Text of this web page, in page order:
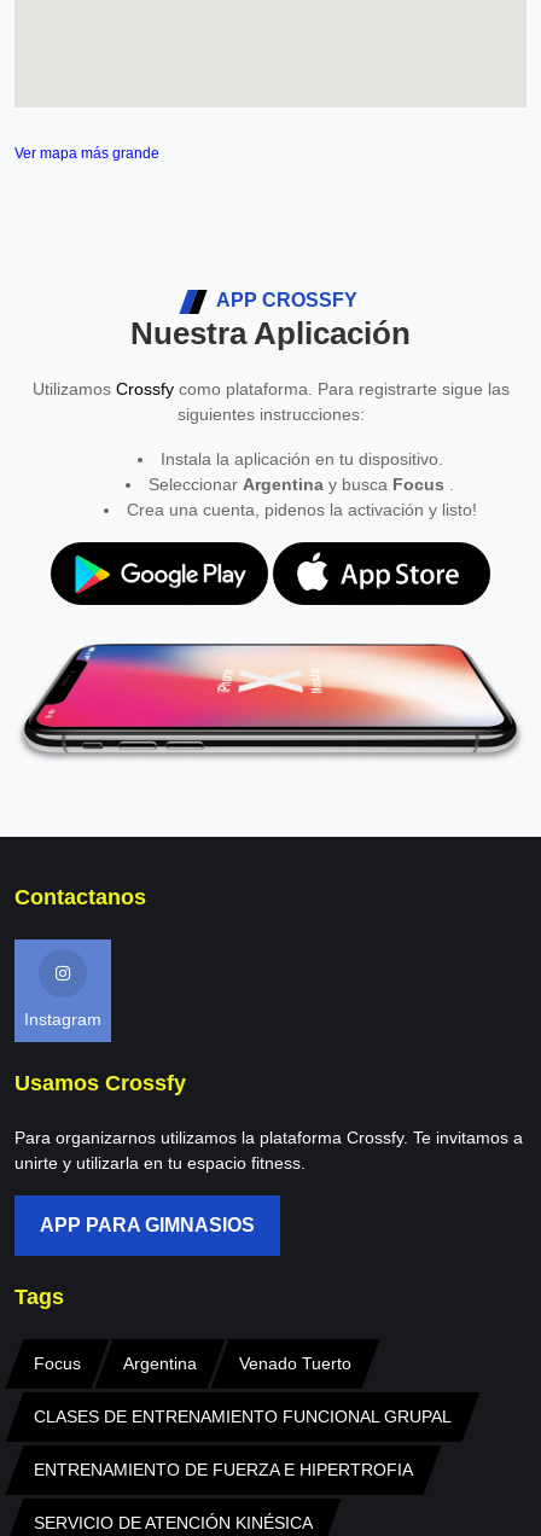
Ver mapa más grande
APP CROSSFY
Nuestra Aplicación
Utilizamos Crossfycomo plataforma. Para registrarte sigue las
siguientes instrucciones:
Instala la aplicación en tu dispositivo.
Seleccionar Argentina y busca Focus
Crea una cuenta, pidenos la activación y listo!
Contactanos
Instagram
Usamos Crossfy
Para organizarnos utilizamos la plataforma Crossfy. Te invitamos a
unirte y utilizarla en tu espacio fitness.
APP PARA GIMNASIOS
Tags
Focus Argentina Venado Tuerto
CLASES DE ENTRENAMIENTO FUNCIONAL GRUPAL
ENTRENAMIENTO DE FUERZA E HIPERTROFIA
SERVICIO DE ATENCIÓN KINÉSICA